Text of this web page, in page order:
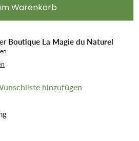
Warenkorb
Boutique La Magie du Naturel
hinzufügen